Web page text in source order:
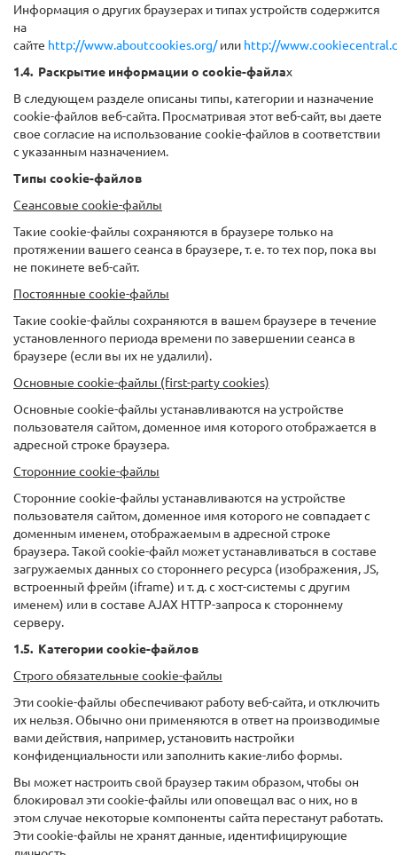
Информация о других браузерах и типах устройств содержится
на
сайте http://www.aboutcookies.org/или http://
1.4. Раскрытие информации о cookie-файлах
В следующем разделе описаны типы, категории и назначение
cookie-файлов веб-сайта. Просматривая этот веб-сайт, вы даете
свое согласие на использование cookie-файлов в соответствии
с указанным назначением.
Типы cookie-файлов
Сеансовые cookie-файлы
Такие cookie-файлы сохраняются в браузере только на
протяжении вашего сеанса в браузере, т. е. то тех пор, пока вы
не покинете веб-сайт.
Постоянные cookie-файлы
Такие cookie-файлы сохраняются в вашем браузере в течение
установленного периода времени по завершении сеанса в
браузере (если вы их не удалили).
Основные cookie-файлы (first-party cookies)
Основные cookie-файлы устанавливаются на устройстве
пользователя сайтом, доменное имя которого отображается в
адресной строке браузера.
Сторонние cookie-файлы
Сторонние cookie-файлы устанавливаются на устройстве
пользователя сайтом, доменное имя которого не совпадает с
доменным именем, отображаемым в адресной строке
браузера. Такой cookie-файл может устанавливаться в составе
загружаемых данных со стороннего ресурса (изображения, JS,
встроенный фрейм (iframe) и т. д. с хост-системы с другим
именем) или в составе AJAX HTTP-запроса к стороннему
серверу.
1.5. Категории cookie-файлов
Строго обязательные cookie-файлы
Эти cookie-файлы обеспечивают работу веб-сайта, и отключить
их нельзя. Обычно они применяются в ответ на производимые
вами действия, например, установить настройки
конфиденциальности или заполнить какие-либо формы.
Вы может настроить свой браузер таким образом, чтобы он
блокировал эти cookie-файлы или оповещал вас о них, но в
этом случае некоторые компоненты сайта перестанут работать.
Эти cookie-файлы не хранят данные, идентифицирующие